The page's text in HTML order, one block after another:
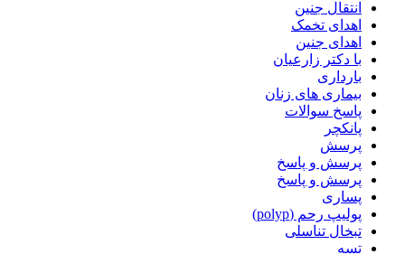
انتقال جنین
اهدای تخمک
اهدای جنین
با دکتر زارعیان
بارداری
بیماری های زنان
پاسخ سوالات
پانکچر
پرسش
پرسش و پاسخ
پرسش و پاسخ
پساری
پولیپ رحم (polyp)
تبخال تناسلی
تسه